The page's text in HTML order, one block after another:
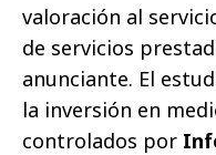
valoración al
de servicios
anunciante. El
la inversión en
controlados por